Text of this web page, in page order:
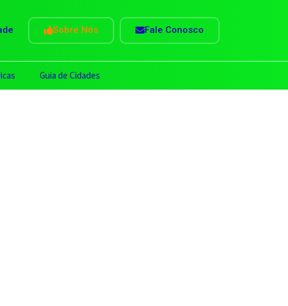
Sobre Nós Fale Conosco
Guia de Cidades